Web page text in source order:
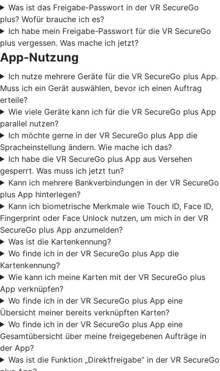
Was ist das Freigabe-Passwort in der VR SecureGo
plus? Wofür brauche ich es?
Ich habe mein Freigabe-Passwort für die VR SecureGo
plus vergessen. Was mache ich jetzt?
App-Nutzung
Ich nutze mehrere Geräte für die VR SecureGo plus App.
Muss ich ein Gerät auswählen, bevor ich einen Auftrag
erteile?
Wie viele Geräte kann ich für die VR SecureGo plus App
parallel nutzen?
Ich möchte gerne in der VR SecureGo plus App die
Spracheinstellung ändern. Wie mache ich das?
Ich habe die VR SecureGo plus App aus Versehen
gesperrt. Was muss ich jetzt tun?
Kann ich mehrere Bankverbindungen in der VR SecureGo
plus App hinterlegen?
Kann ich biometrische Merkmale wie Touch ID, Face ID,
Fingerprint oder Face Unlock nutzen, um mich in der VR
SecureGo plus App anzumelden?
Was ist die Kartenkennung?
Wo finde ich in der VR SecureGo plus App die
Kartenkennung?
Wie kann ich meine Karten mit der VR SecureGo plus
App verknüpfen?
Wo finde ich in der VR SecureGo plus App eine
Übersicht meiner bereits verknüpften Karten?
Wo finde ich in der VR SecureGo plus App eine
Gesamtübersicht über meine freigegebenen Aufträge in
der App?
Was ist die Funktion „Direktfreigabe” in der VR SecureGo